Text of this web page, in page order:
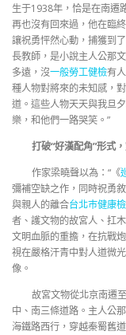
生于1938年，恰是在南遷
再也沒有回來過，他在臨
讓祝勇怦然心動，捕獲到
長教師，是小說主人公那
多遠，沒一般勞工健檢有
種人物對將來的未知感，
道。這些人物天天與我旦
樂，和他們一路哭笑。”
打破“好漢配角”形式
作家梁曉聲以為：“《
彌補空缺之作，同時祝勇
與親人的離合台北巿健康
者、護文物的故宮人、扛
文明血脈的重擔，在抗戰
視在嚴格汗青中對人道微
像。
故宮文物從北京南遷
中、南三條道路。主人公
海鐵路西行，穿越秦蜀舊